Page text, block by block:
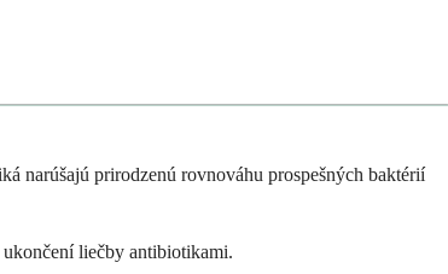
narúšajú prirodzenú rovnováhu prospešných baktérií
liečby antibiotikami.